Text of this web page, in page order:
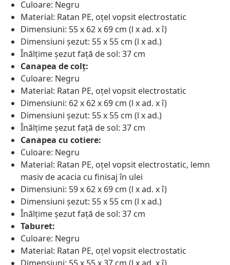
Culoare: Negru
Material: Ratan PE, oțel vopsit electrostatic
Dimensiuni: 55 x 62 x 69 cm (l x ad. x î)
Dimensiuni șezut: 55 x 55 cm (l x ad.)
Înălțime șezut față de sol: 37 cm
Canapea de colț:
Culoare: Negru
Material: Ratan PE, oțel vopsit electrostatic
Dimensiuni: 62 x 62 x 69 cm (l x ad. x î)
Dimensiuni șezut: 55 x 55 cm (l x ad.)
Înălțime șezut față de sol: 37 cm
Canapea cu cotiere:
Culoare: Negru
Material: Ratan PE, oțel vopsit electrostatic, lemn
masiv de acacia cu finisaj în ulei
Dimensiuni: 59 x 62 x 69 cm (l x ad. x î)
Dimensiuni șezut: 55 x 55 cm (l x ad.)
Înălțime șezut față de sol: 37 cm
Taburet:
Culoare: Negru
Material: Ratan PE, oțel vopsit electrostatic